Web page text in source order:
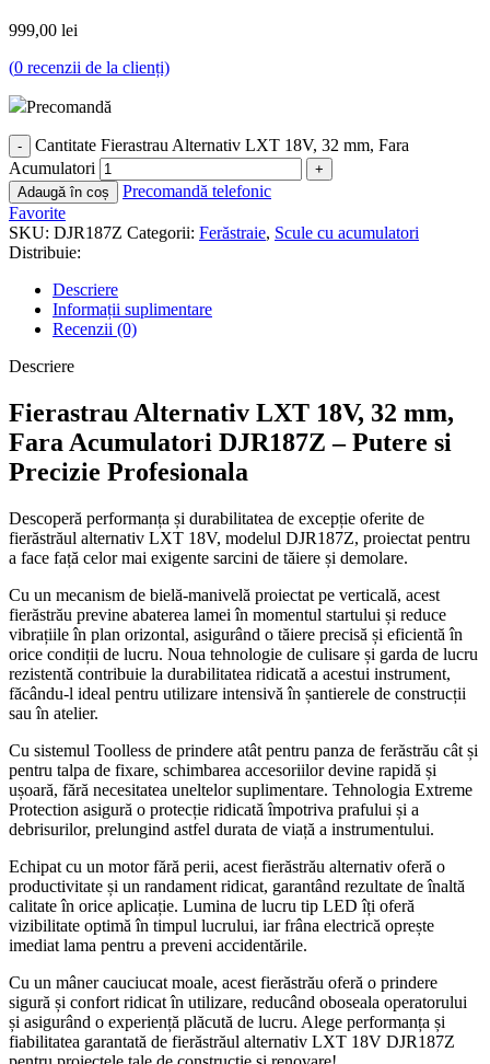
999,00 lei
(0 recenzii de la clienți)
Precomandă
Cantitate Fierastrau Alternativ LXT 18V, 32 mm, Fara
Acumulatori
Adaugă în coș
Precomandă telefonic
Favorite
SKU: DJR187Z Categorii: Ferăstraie, Scule cu acumulatori
Distribuie:
Descriere
Informații suplimentare
Recenzii (0)
Descriere
Fierastrau Alternativ LXT 18V, 32 mm,
Fara Acumulatori DJR187Z – Putere si
Precizie Profesionala
Descoperă performanța și durabilitatea de excepție oferite de
fierăstrăul alternativ LXT 18V, modelul DJR187Z, proiectat pentru
a face față celor mai exigente sarcini de tăiere și demolare.
Cu un mecanism de bielă-manivelă proiectat pe verticală, acest
fierăstrău previne abaterea lamei în momentul startului și reduce
vibrațiile în plan orizontal, asigurând o tăiere precisă și eficientă în
orice condiții de lucru. Noua tehnologie de culisare și garda de lucru
rezistentă contribuie la durabilitatea ridicată a acestui instrument,
făcându-l ideal pentru utilizare intensivă în șantierele de construcții
sau în atelier.
Cu sistemul Toolless de prindere atât pentru panza de ferăstrău cât și
pentru talpa de fixare, schimbarea accesoriilor devine rapidă și
ușoară, fără necesitatea uneltelor suplimentare. Tehnologia Extreme
Protection asigură o protecție ridicată împotriva prafului și a
debrisurilor, prelungind astfel durata de viață a instrumentului.
Echipat cu un motor fără perii, acest fierăstrău alternativ oferă o
productivitate și un randament ridicat, garantând rezultate de înaltă
calitate în orice aplicație. Lumina de lucru tip LED îți oferă
vizibilitate optimă în timpul lucrului, iar frâna electrică oprește
imediat lama pentru a preveni accidentările.
Cu un mâner cauciucat moale, acest fierăstrău oferă o prindere
sigură și confort ridicat în utilizare, reducând oboseala operatorului
și asigurând o experiență plăcută de lucru. Alege performanța și
fiabilitatea garantată de fierăstrăul alternativ LXT 18V DJR187Z